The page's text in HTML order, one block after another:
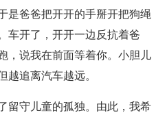
是爸爸把开开的手掰开把狗绳
车开了，开开一边反抗着爸
，说我在前面等着你。小胆儿
越追离汽车越远。
留守儿童的孤独。由此，我希